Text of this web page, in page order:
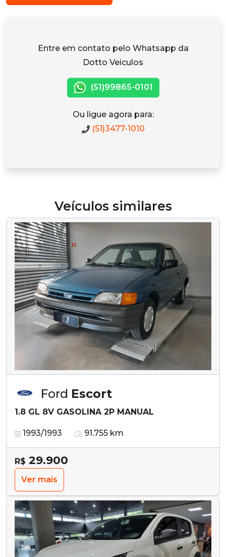
Entre em contato pelo Whatsapp da
Dotto Veículos
(51)99865-0101
Ou ligue agora para:
(51)3477-1010
Veículos similares
Ford Escort
1.8 GL 8V GASOLINA 2P MANUAL
1993/1993 91.755 km
R$ 29.900
Ver mais